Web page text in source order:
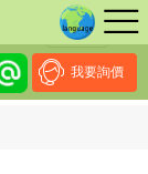
我要詢價